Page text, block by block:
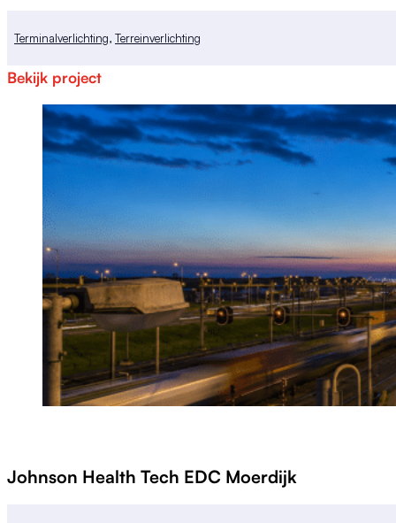
Terminalverlichting, Terreinverlichting
Bekijk project
Johnson Health Tech EDC Moerdijk